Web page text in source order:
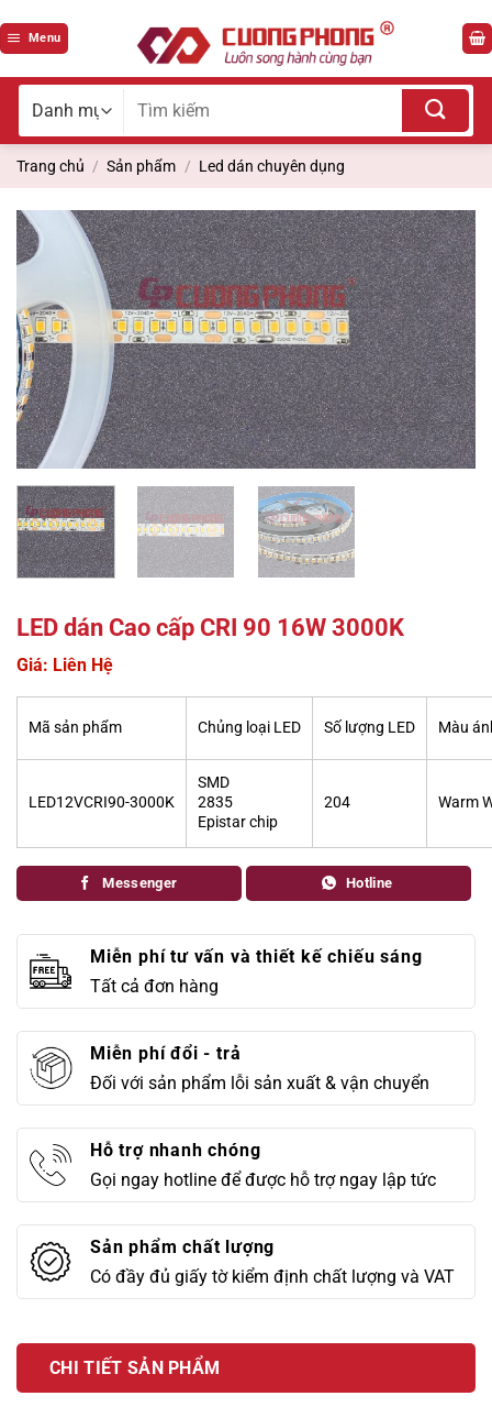
qua
Menu
Tìm
Trang chủ / Sản phẩm / Led dán chuyên dụng
LED dán Cao cấp CRI 90 16W 3000K
Giá: Liên Hệ
Mã sản phẩm Chủng loại LED Số lượng LED Màu
LED12VCRI90-3000K
SMD
2835
Epistar chip
204 Warm
Messenger Hotline
Miễn phí tư vấn và thiết kế chiếu sáng
Tất cả đơn hàng
Miễn phí đổi - trả
Đối với sản phẩm lỗi sản xuất & vận chuyển
Hỗ trợ nhanh chóng
Gọi ngay hotline để được hỗ trợ ngay lập tức
Sản phẩm chất lượng
Có đầy đủ giấy tờ kiểm định chất lượng và VAT
CHI TIẾT SẢN PHẨM